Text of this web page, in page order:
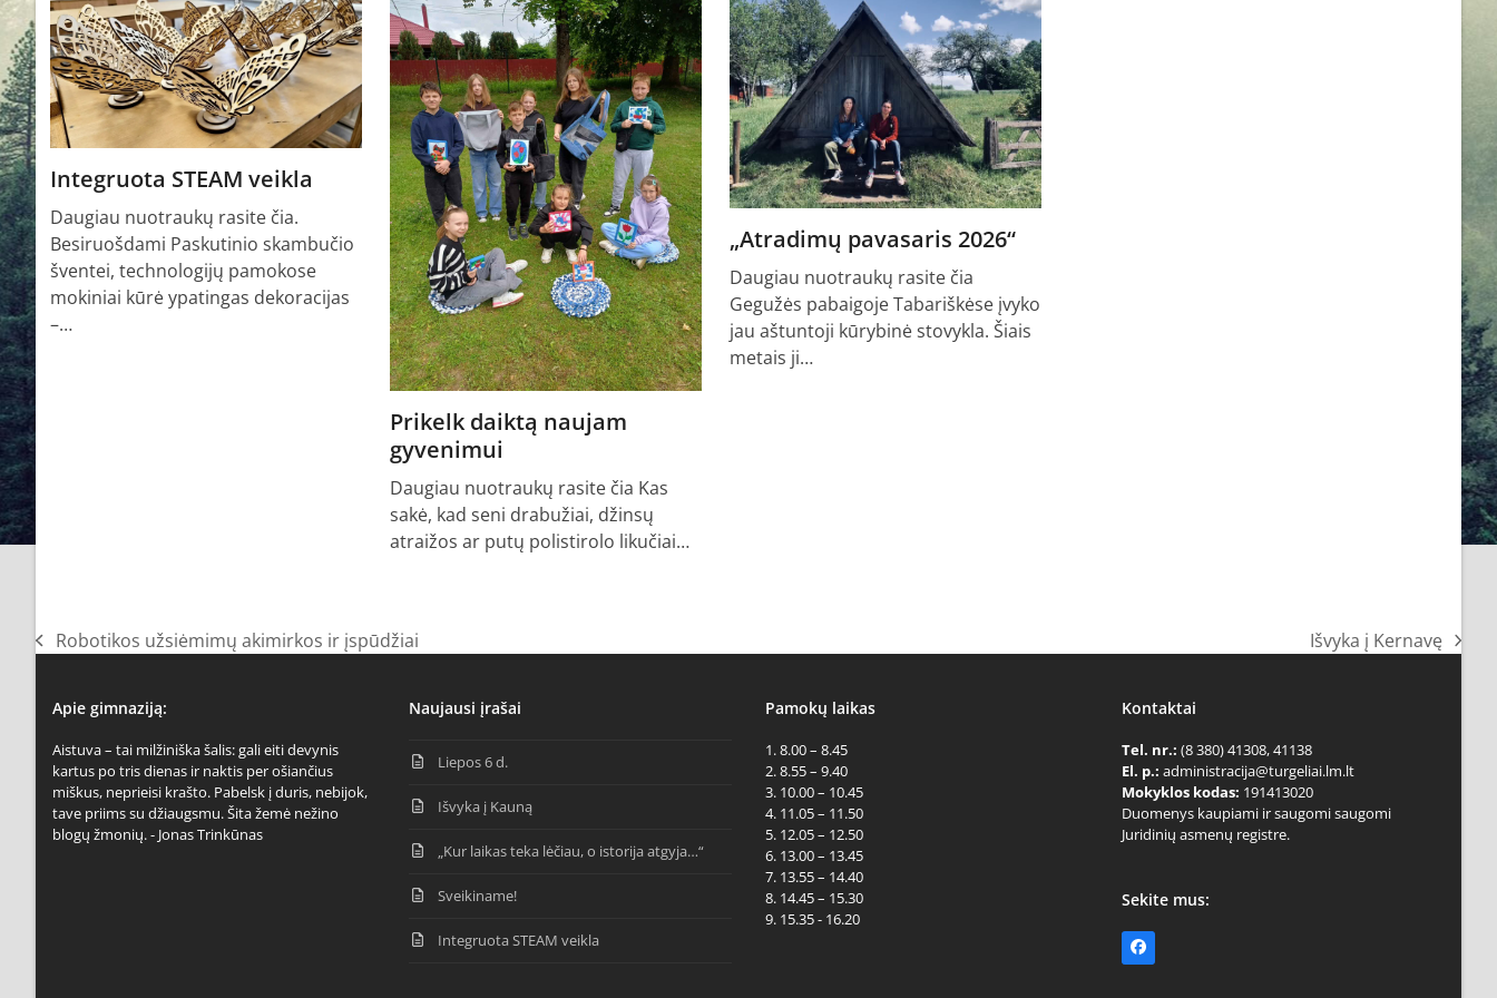
Integruota STEAM veikla
Daugiau nuotraukų rasite čia.
Besiruošdami Paskutinio skambučio
šventei, technologijų pamokose
mokiniai kūrė ypatingas dekoracijas
–…
Prikelk daiktą naujam
gyvenimui
Daugiau nuotraukų rasite čia Kas
sakė, kad seni drabužiai, džinsų
atraižos ar putų polistirolo likučiai…
„Atradimų pavasaris 2026“
Daugiau nuotraukų rasite čia
Gegužės pabaigoje Tabariškėse įvyko
jau aštuntoji kūrybinė stovykla. Šiais
metais ji…
previous
Robotikos užsiėmimų akimirkos ir įspūdžiai
next
Išvyka į Kernavę
Apie gimnaziją:
Aistuva – tai milžiniška šalis: gali eiti devynis
kartus po tris dienas ir naktis per ošiančius
miškus, neprieisi krašto. Pabelsk į duris, nebijok,
tave priims su džiaugsmu. Šita žemė nežino
blogų žmonių. - Jonas Trinkūnas
Naujausi įrašai
Liepos 6 d.
Išvyka į Kauną
„Kur laikas teka lėčiau, o istorija atgyja…“
Sveikiname!
Integruota STEAM veikla
Pamokų laikas
1. 8.00 – 8.45
2. 8.55 – 9.40
3. 10.00 – 10.45
4. 11.05 – 11.50
5. 12.05 – 12.50
6. 13.00 – 13.45
7. 13.55 – 14.40
8. 14.45 – 15.30
9. 15.35 - 16.20
Kontaktai
Tel. nr.: (8 380) 41308, 41138
El. p.: administracija@turgeliai.lm.lt
Mokyklos kodas: 191413020
Duomenys kaupiami ir saugomi saugomi
Juridinių asmenų registre.
Sekite mus:
Facebook